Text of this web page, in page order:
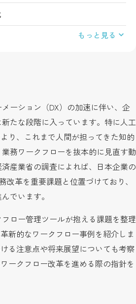
もっと見る
ーション（DX）の加速に伴い、企
たな段階に入っています。特に人工
り、これまで人間が担ってきた知的
務ワークフローを抜本的に見直す動
産業省の調査によれば、日本企業の
改革を重要課題と位置づけており、
でいます。
ロー管理ツールが抱える課題を整理
新的なワークフロー事例を紹介しま
る注意点や将来展望についても考察
ークフロー改革を進める際の指針を